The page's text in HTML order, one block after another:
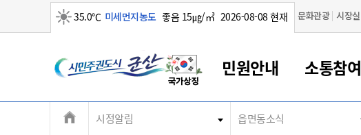
맑음
35.0℃ 미세먼지농도 좋음 15㎍/㎥ 2026-08-08 현재 문화관광 시장실
시
민
민원안내
민원안내 민원창구안내
소통참여
소통참여 시정알림
생활복지 복지/보건
경제산업 군산사랑상품권
정보공개 정보공개제도
군산새만금 군산에서 시작되는 새만금
군산소개 군산시 비전
전북소개 전북특별자치도 소개
시정알림 읍면동소식